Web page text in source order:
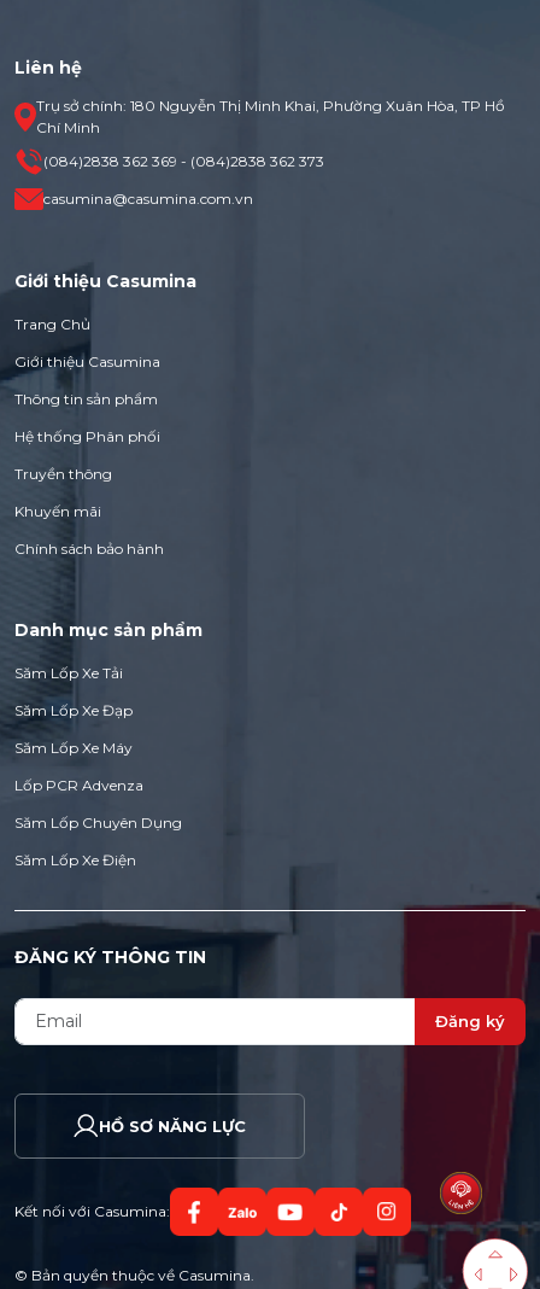
Liên hệ
Trụ sở chính: 180 Nguyễn Thị Minh Khai, Phường Xuân Hòa, TP Hồ
Chí Minh
(084)2838 362 369 - (084)2838 362 373
casumina@casumina.com.vn
Giới thiệu Casumina
Trang Chủ
Giới thiệu Casumina
Thông tin sản phẩm
Hệ thống Phân phối
Truyền thông
Khuyến mãi
Chính sách bảo hành
Danh mục sản phẩm
Săm Lốp Xe Tải
Săm Lốp Xe Đạp
Săm Lốp Xe Máy
Lốp PCR Advenza
Săm Lốp Chuyên Dụng
Săm Lốp Xe Điện
ĐĂNG KÝ THÔNG TIN
Đăng ký
HỒ SƠ NĂNG LỰC
Kết nối với Casumina:
© Bản quyền thuộc về Casumina.